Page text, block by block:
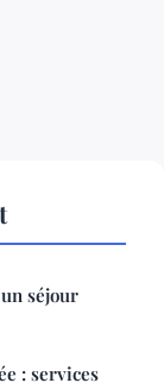
séjour
: services